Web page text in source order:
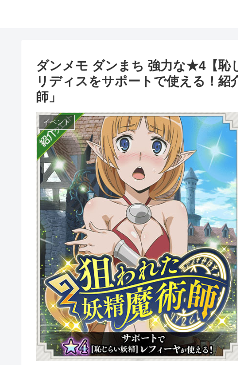
ダンメモ ダンまち 強力な★4【恥
リディスをサポートで使える！
師」
イベント